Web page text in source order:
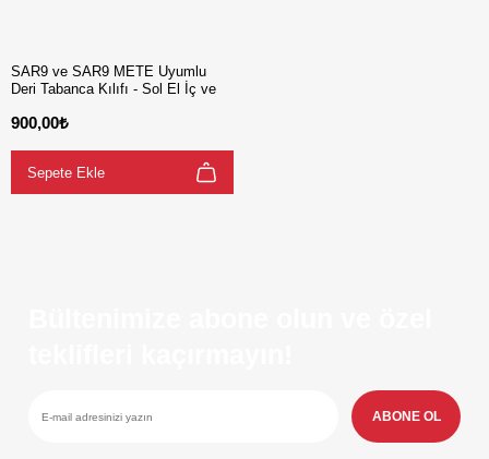
SAR9 ve SAR9 METE Uyumlu
Deri Tabanca Kılıfı - Sol El İç ve
900,00₺
Sepete Ekle
ABONE OL